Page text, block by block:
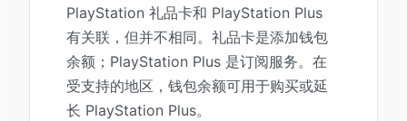
PlayStation 礼品卡和 PlayStation Plus
有关联，但并不相同。礼品卡是添加钱包
余额；PlayStation Plus 是订阅服务。在
受支持的地区，钱包余额可用于购买或延
长 PlayStation Plus。